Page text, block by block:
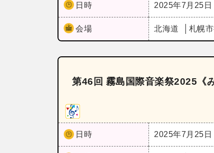
日時 2025年7月25日
会場 北海道 札幌
第46回 霧島国際音楽祭2025《
日時 2025年7月25日